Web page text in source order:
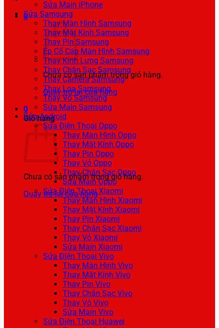
0
Chưa có sản phẩm trong giỏ hàng.
Quay trở lại cửa hàng
0
Giỏ hàng
Chưa có sản phẩm trong giỏ hàng.
Quay trở lại cửa hàng
Sửa Main iPhone
Sửa Samsung
Thay Màn Hình Samsung
Thay Mặt Kính Samsung
Thay Pin Samsung
Ép Cổ Cáp Màn Hình Samsung
Thay Kính Lưng Samsung
Thay Chân Sạc Samsung
Thay Camera Samsung
Thay Loa Samsung
Thay Vỏ Samsung
Sửa Main Samsung
Sửa Android
Sửa Điện Thoại Oppo
Thay Màn Hình Oppo
Thay Mặt Kính Oppo
Thay Pin Oppo
Thay Vỏ Oppo
Thay Chân Sạc Oppo
Sửa Main Oppo
Sửa Điện Thoại Xiaomi
Thay Màn Hình Xiaomi
Thay Mặt Kính Xiaomi
Thay Pin Xiaomi
Thay Chân Sạc Xiaomi
Thay Vỏ Xiaomi
Sửa Main Xiaomi
Sửa Điện Thoại Vivo
Thay Màn Hình Vivo
Thay Mặt Kính Vivo
Thay Pin Vivo
Thay Chân Sạc Vivo
Thay Vỏ Vivo
Sửa Main Vivo
Sửa Điện Thoại Huawei